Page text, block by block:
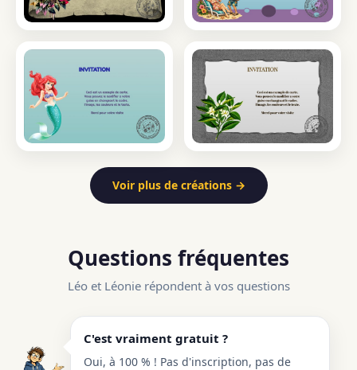
Voir plus de créations →
Questions fréquentes
Léo et Léonie répondent à vos questions
C'est vraiment gratuit ?
Oui, à 100 % ! Pas d'inscription, pas de